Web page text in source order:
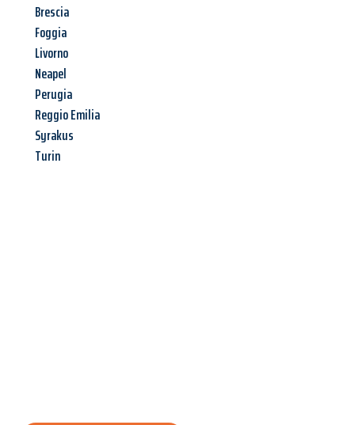
Brescia
Foggia
Livorno
Neapel
Perugia
Reggio Emilia
Syrakus
Turin